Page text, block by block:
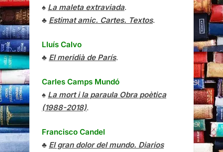
♠ La maleta extraviada.
♣ Estimat amic. Cartes. Textos.
Lluís Calvo
♣ El meridià de París.
Carles Camps Mundó
♠ La mort i la paraula Obra poètica
(1988-2018).
Francisco Candel
♣ El gran dolor del mundo. Diarios